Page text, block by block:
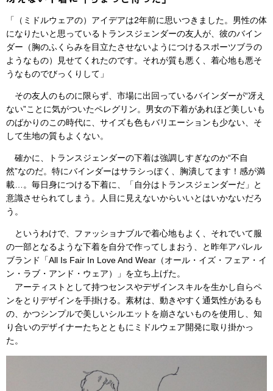
「（ミドルウェアの）アイデアは2年前に思いつきました。男性の体
になりたいと思っているトランスジェンダーの友人が、彼のバイン
ダー（胸のふくらみを目立たさせないようにつけるスポーツブラの
ようなもの）見せてくれたのです。それが質も悪く、着心地も悪そ
うなものでびっくりして」
その友人のものに限らず、市場に出回っているバインダーが“冴え
ない”ことに気がついたペレグリン。男女の下着があれほど美しいも
のばかりのこの時代に、サイズも色もバリエーションも少ない、そ
して生地の質もよくない。
確かに、トランスジェンダーの下着は強調しすぎなのか“不自
然”なのだ。特にバインダーはサラシっぽく、胸潰してます！感が満
載…。毎日身につける下着に、「自分はトランスジェンダーだ」と
意識させられてしまう。人目に見えないからいいとはいかないだろ
う。
というわけで、ファッショナブルで着心地もよく、それでいて服
の一部となるような下着を自分で作ってしまおう、と昨年アパレル
ブランド「All Is Fair In Love And Wear（オール・イズ・フェア・イ
ン・ラブ・アンド・ウェア）」を立ち上げた。
アーティストとして持つセンスやデザインスキルを生かし自らペ
ンをとりデザインを手掛ける。素材は、動きやすく通気性があるも
の、かつシンプルで美しいシルエットを崩さないものを使用し、知
り合いのデザイナーたちとともにミドルウェア開発に取り掛かっ
た。